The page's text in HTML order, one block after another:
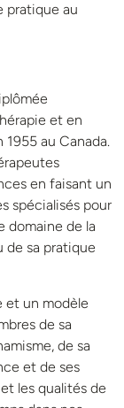
pratique au
et en
au Canada.
en faisant un
spécialisés pour
domaine de la
de sa pratique
et un modèle
de sa
de sa
et de ses
les qualités de